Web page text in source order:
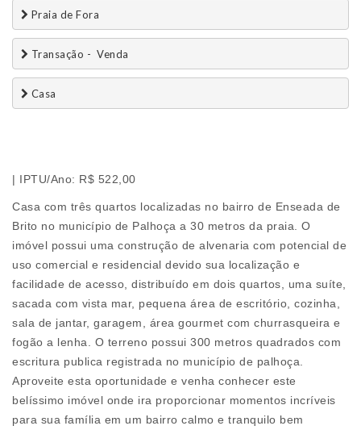
Praia de Fora
Transação -  Venda
Casa
| IPTU/Ano: R$ 522,00
Casa com três quartos localizadas no bairro de Enseada de
Brito no município de Palhoça a 30 metros da praia. O
imóvel possui uma construção de alvenaria com potencial de
uso comercial e residencial devido sua localização e
facilidade de acesso, distribuído em dois quartos, uma suíte,
sacada com vista mar, pequena área de escritório, cozinha,
sala de jantar, garagem, área gourmet com churrasqueira e
fogão a lenha. O terreno possui 300 metros quadrados com
escritura publica registrada no município de palhoça.
Aproveite esta oportunidade e venha conhecer este
belíssimo imóvel onde ira proporcionar momentos incríveis
para sua família em um bairro calmo e tranquilo bem